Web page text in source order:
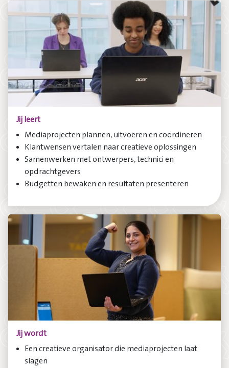
Jij leert
Mediaprojecten plannen, uitvoeren en coördineren
Klantwensen vertalen naar creatieve oplossingen
Samenwerken met ontwerpers, technici en
opdrachtgevers
Budgetten bewaken en resultaten presenteren
Jij wordt
Een creatieve organisator die mediaprojecten laat
slagen